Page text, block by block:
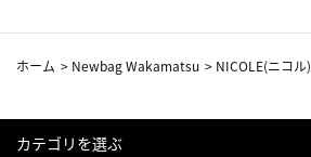
ホーム > Newbag Wakamatsu > NICOLE(ニコル)
カテゴリを選ぶ